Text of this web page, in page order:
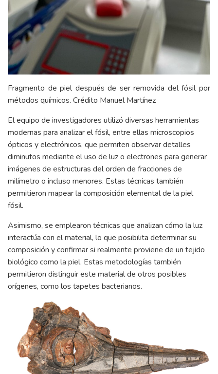
Fragmento de piel después de ser removida del fósil por
métodos químicos. Crédito Manuel Martínez
El equipo de investigadores utilizó diversas herramientas
modernas para analizar el fósil, entre ellas microscopios
ópticos y electrónicos, que permiten observar detalles
diminutos mediante el uso de luz o electrones para generar
imágenes de estructuras del orden de fracciones de
milímetro o incluso menores. Estas técnicas también
permitieron mapear la composición elemental de la piel
fósil.
Asimismo, se emplearon técnicas que analizan cómo la luz
interactúa con el material, lo que posibilita determinar su
composición y confirmar si realmente proviene de un tejido
biológico como la piel. Estas metodologías también
permitieron distinguir este material de otros posibles
orígenes, como los tapetes bacterianos.